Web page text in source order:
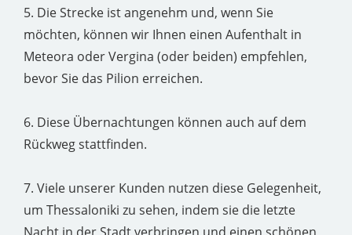
5. Die Strecke ist angenehm und, wenn Sie
möchten, können wir Ihnen einen Aufenthalt in
Meteora oder Vergina (oder beiden) empfehlen,
bevor Sie das Pilion erreichen.
6. Diese Übernachtungen können auch auf dem
Rückweg stattfinden.
7. Viele unserer Kunden nutzen diese Gelegenheit,
um Thessaloniki zu sehen, indem sie die letzte